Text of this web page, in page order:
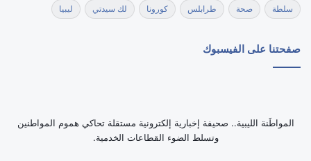
سلطة صحة طرابلس كورونا لك سيدتي ليبيا
صفحتنا على الفيسبوك
‏المواطَنة الليبية.. صحيفة إخبارية إلكترونية مستقلة تحاكي هموم المواطنين
وتسلط الضوء القطاعات الخدمية.